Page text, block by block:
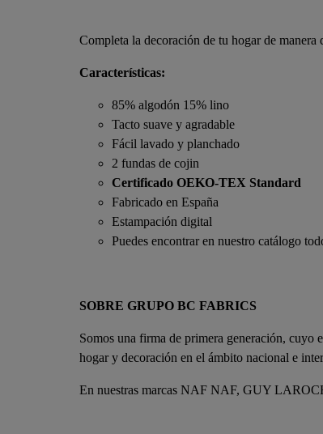
Completa la decoración de tu hogar de
Características:
85% algodón 15% lino
Tacto suave y agradable
Fácil lavado y planchado
2 fundas de cojin
Certificado OEKO-TEX Standard
Fabricado en España
Estampación digital
Puedes encontrar en nuestro catálogo
SOBRE GRUPO BC FABRICS
Somos una firma de primera generación, cuyo
hogar y decoración en el ámbito nacional e
En nuestras marcas NAF NAF, GUY